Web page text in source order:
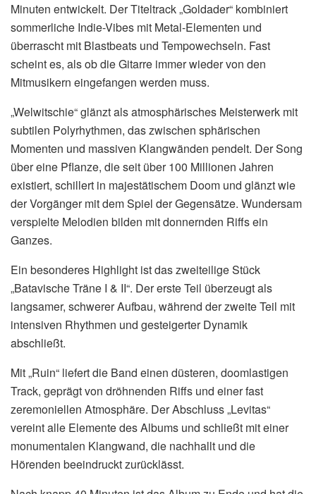
Minuten entwickelt. Der Titeltrack „Goldader“ kombiniert
sommerliche Indie-Vibes mit Metal-Elementen und
überrascht mit Blastbeats und Tempowechseln. Fast
scheint es, als ob die Gitarre immer wieder von den
Mitmusikern eingefangen werden muss.
„Welwitschie“ glänzt als atmosphärisches Meisterwerk mit
subtilen Polyrhythmen, das zwischen sphärischen
Momenten und massiven Klangwänden pendelt. Der Song
über eine Pflanze, die seit über 100 Millionen Jahren
existiert, schillert in majestätischem Doom und glänzt wie
der Vorgänger mit dem Spiel der Gegensätze. Wundersam
verspielte Melodien bilden mit donnernden Riffs ein
Ganzes.
Ein besonderes Highlight ist das zweiteilige Stück
„Batavische Träne I & II“. Der erste Teil überzeugt als
langsamer, schwerer Aufbau, während der zweite Teil mit
intensiven Rhythmen und gesteigerter Dynamik
abschließt.
Mit „Ruin“ liefert die Band einen düsteren, doomlastigen
Track, geprägt von dröhnenden Riffs und einer fast
zeremoniellen Atmosphäre. Der Abschluss „Levitas“
vereint alle Elemente des Albums und schließt mit einer
monumentalen Klangwand, die nachhallt und die
Hörenden beeindruckt zurücklässt.